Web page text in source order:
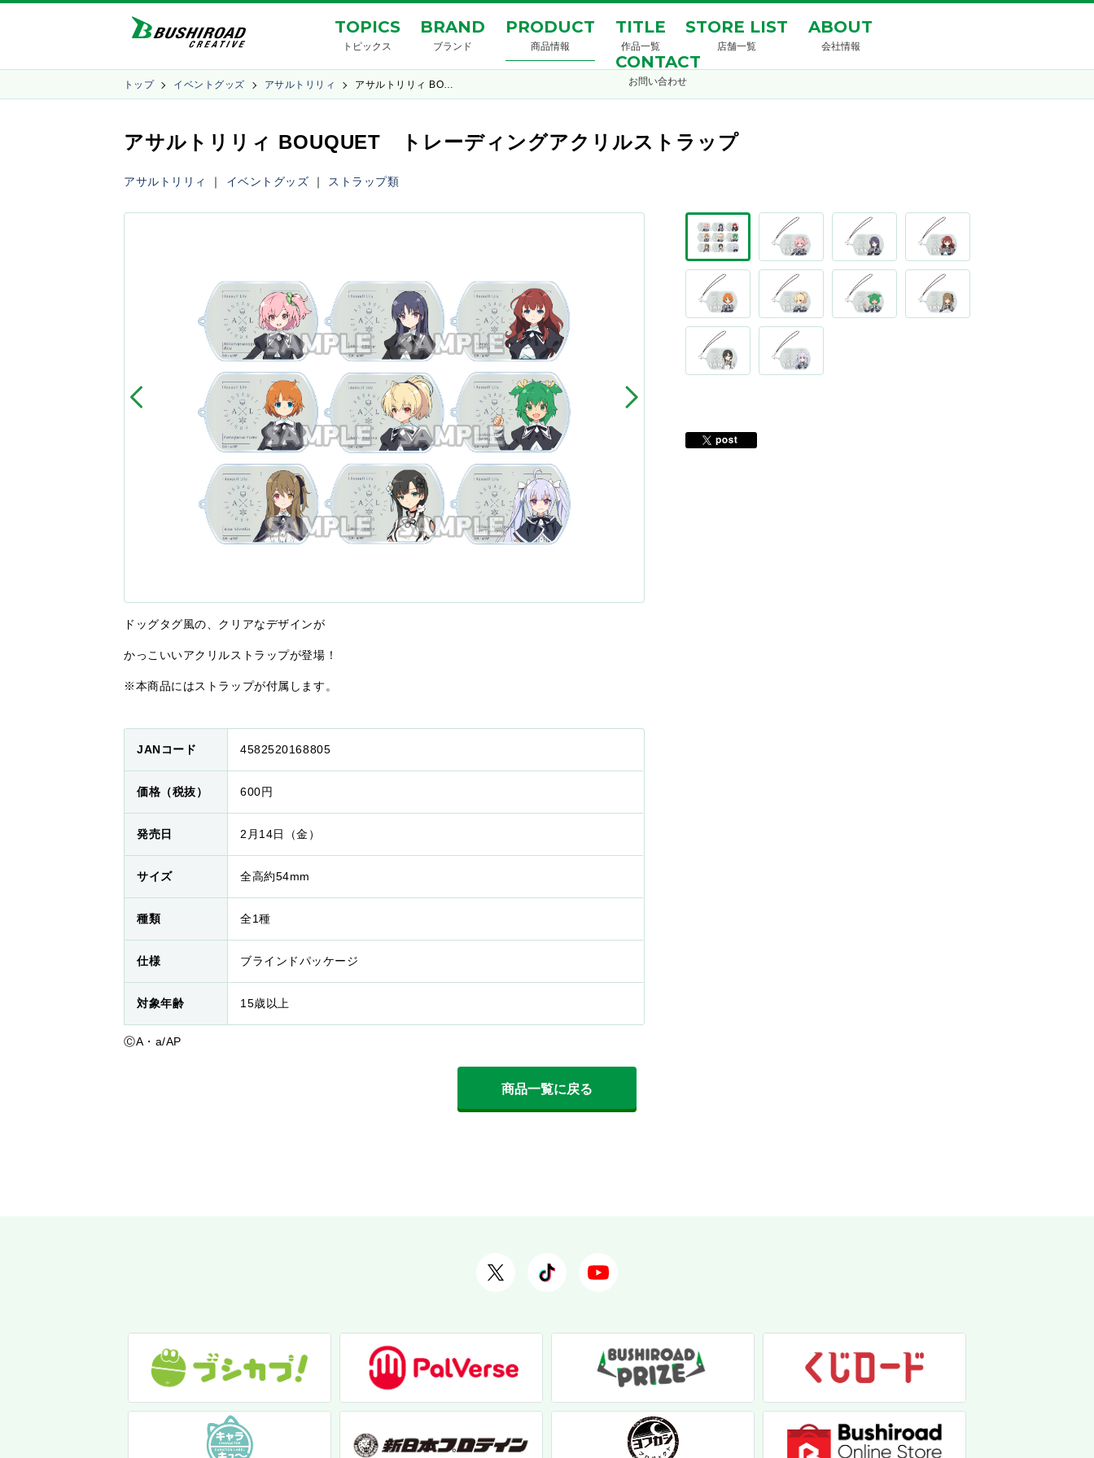
TOPICS
トピックス
BRAND
ブランド
PRODUCT
商品情報
TITLE
作品一覧
STORE LIST
店舗一覧
ABOUT
会社情報
CONTACT
お問い合わせ
トップ イベントグッズ アサルトリリィ アサルトリリィ BO…
アサルトリリィ BOUQUET トレーディングアクリルストラップ
アサルトリリィ ｜ イベントグッズ ｜ ストラップ類
ドッグタグ風の、クリアなデザインが
かっこいいアクリルストラップが登場！
※本商品にはストラップが付属します。
JANコード 4582520168805
価格（税抜） 600円
発売日 2月14日（金）
サイズ 全高約54mm
種類 全1種
仕様 ブラインドパッケージ
対象年齢 15歳以上
ⒸA・a/AP
商品一覧に戻る